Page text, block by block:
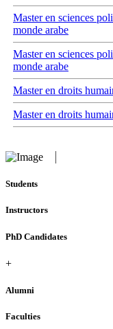
Master en sciences
monde arabe
Master en sciences
monde arabe
Master en droits
Master en droits
Students
Instructors
PhD Candidates
+
Alumni
Faculties